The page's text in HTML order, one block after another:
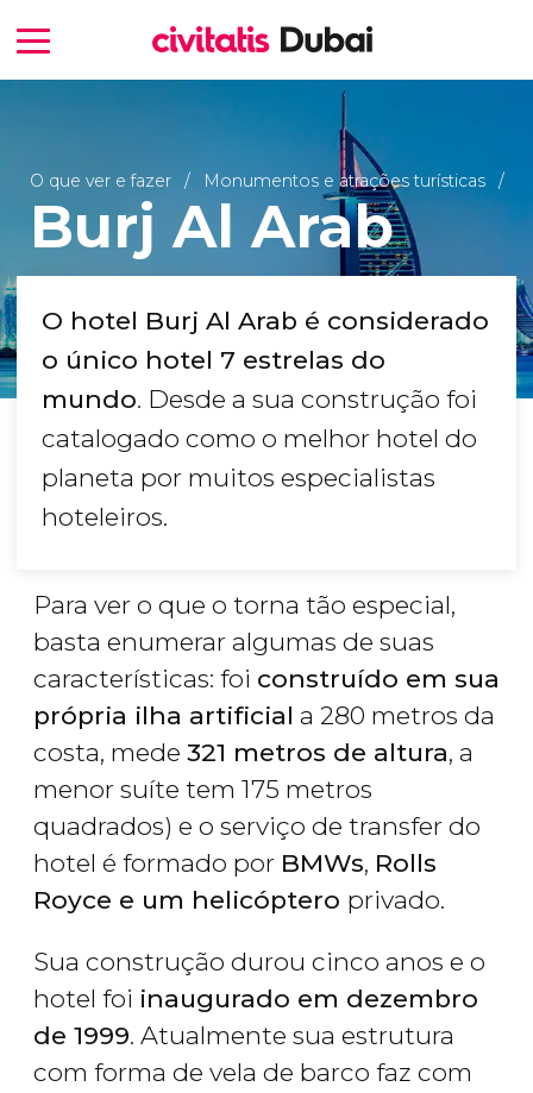
O que ver e fazer Monumentos e atrações turísticas
Burj Al Arab
O hotel Burj Al Arab é considerado
o único hotel 7 estrelas do
mundo. Desde a sua construção foi
catalogado como o melhor hotel do
planeta por muitos especialistas
hoteleiros.
Para ver o que o torna tão especial,
basta enumerar algumas de suas
características: foi construído em sua
própria ilha artificial a 280 metros da
costa, mede 321 metros de altura, a
menor suíte tem 175 metros
quadrados) e o serviço de transfer do
hotel é formado por BMWs, Rolls
Royce e um helicóptero privado.
Sua construção durou cinco anos e o
hotel foi inaugurado em dezembro
de 1999. Atualmente sua estrutura
com forma de vela de barco faz com